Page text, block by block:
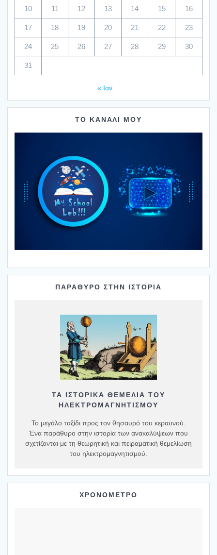
10 11 12 13 14 15 16
17 18 19 20 21 22 23
24 25 26 27 28 29 30
31
« Ιαν
ΤΟ ΚΑΝΑΛΙ ΜΟΥ
ΠΑΡΑΘΥΡΟ ΣΤΗΝ ΙΣΤΟΡΙΑ
ΤΑ ΙΣΤΟΡΙΚΆ ΘΕΜΈΛΙΑ ΤΟΥ
ΗΛΕΚΤΡΟΜΑΓΝΗΤΙΣΜΟΎ
Το μεγάλο ταξίδι προς τον θησαυρό του κεραυνού.
Ένα παράθυρο στην ιστορία των ανακαλύψεων που
σχετίζονται με τη θεωρητική και πειραματική θεμελίωση
του ηλεκτρομαγνητισμού.
ΧΡΟΝΟΜΕΤΡΟ